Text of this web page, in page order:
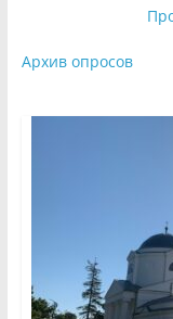
Архив опросов